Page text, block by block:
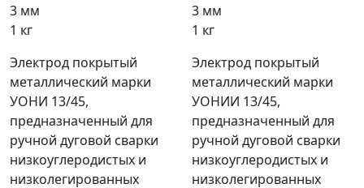
3 мм
1 кг
Электрод покрытый
металлический марки
УОНИ 13/45,
предназначенный для
ручной дуговой сварки
низкоуглеродистых и
низколегированных
3 мм
1 кг
Электрод покрытый
металлический марки
УОНИИ 13/45,
предназначенный для
ручной дуговой сварки
низкоуглеродистых и
низколегированных